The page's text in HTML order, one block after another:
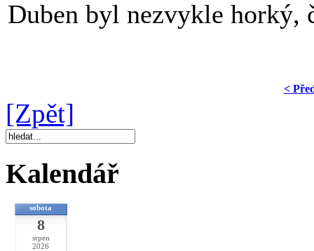
Duben byl nezvykle horký,
<
[Zpět]
Kalendář
sobota
8
srpen
2026